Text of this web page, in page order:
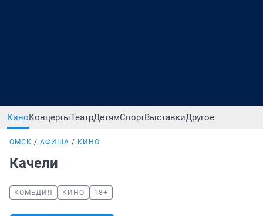
КиноКонцертыТеатрДетямСпортВыставкиДругое
ОМСК АФИША КИНО
Качели
КОМЕДИЯ КИНО 18+